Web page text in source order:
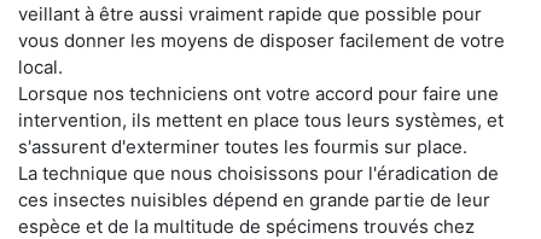
veillant à être aussi vraiment rapide que possible pour
vous donner les moyens de disposer facilement de votre
local.
Lorsque nos techniciens ont votre accord pour faire une
intervention, ils mettent en place tous leurs systèmes, et
s'assurent d'exterminer toutes les fourmis sur place.
La technique que nous choisissons pour l'éradication de
ces insectes nuisibles dépend en grande partie de leur
espèce et de la multitude de spécimens trouvés chez